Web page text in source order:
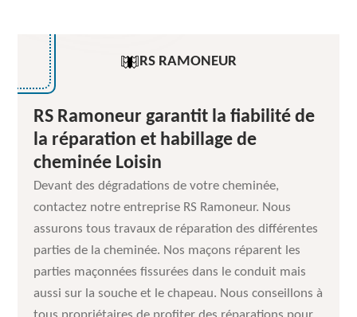
RS RAMONEUR
RS Ramoneur garantit la fiabilité de
la réparation et habillage de
cheminée Loisin
Devant des dégradations de votre cheminée,
contactez notre entreprise RS Ramoneur. Nous
assurons tous travaux de réparation des différentes
parties de la cheminée. Nos maçons réparent les
parties maçonnées fissurées dans le conduit mais
aussi sur la souche et le chapeau. Nous conseillons à